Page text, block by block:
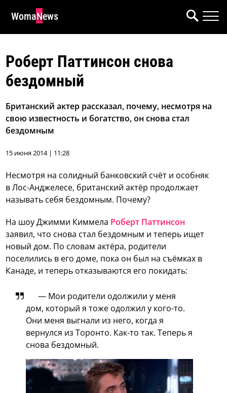
WomaNews
Роберт Паттинсон снова
бездомный
Британский актер рассказал, почему, несмотря на
свою известность и богатство, он снова стал
бездомным
15 июня 2014 | 11:28
Несмотря на солидный банковский счёт и особняк
в Лос-Анджелесе, британский актёр продолжает
называть себя бездомным. Почему?
На шоу Джимми Киммела Роберт Паттинсон
заявил, что снова стал бездомным и теперь ищет
новый дом. По словам актёра, родители
поселились в его доме, пока он был на съёмках в
Канаде, и теперь отказываются его покидать:
— Мои родители одолжили у меня
дом, который я тоже одолжил у кого-то.
Они меня выгнали из него, когда я
вернулся из Торонто. Как-то так. Теперь я
снова бездомный.